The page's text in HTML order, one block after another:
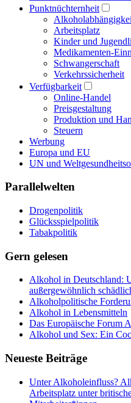
Punktnüchternheit
Arbeitsplatz
Kinder und
Medikamenten-
Schwangerschaft
Verkehrssicherheit
Verfügbarkeit
Online-Handel
Preisgestaltung
Produktion und
Steuern
Werbung
Europa und EU
UN und
Parallelwelten
Drogenpolitik
Glücksspielpolitik
Tabakpolitik
Gern gelesen
Alkohol in Deutschland:
außergewöhnlich
Alkoholpolitische
Alkohol in Lebensmitteln
Das Europäische Forum
Alkohol und Sex: Ein
Neueste Beiträge
Unter Alkoholeinfluss?
Arbeitsplatz unter